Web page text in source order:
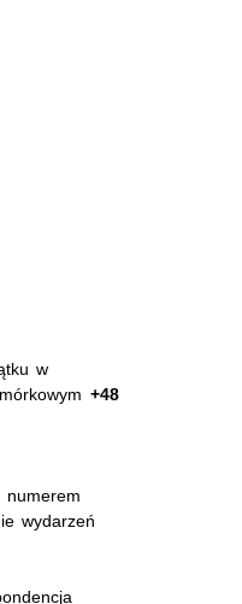
w
+48
wydarzeń